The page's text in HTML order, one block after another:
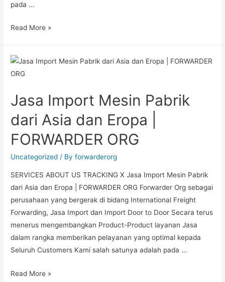
pada …
Read More »
Jasa Import Mesin Pabrik
dari Asia dan Eropa |
FORWARDER ORG
Uncategorized / Byforwarderorg
SERVICES ABOUT US TRACKING X Jasa Import Mesin Pabrik
dari Asia dan Eropa | FORWARDER ORG Forwarder Org sebagai
perusahaan yang bergerak di bidang International Freight
Forwarding, Jasa Import dan Import Door to Door Secara terus
menerus mengembangkan Product-Product layanan Jasa
dalam rangka memberikan pelayanan yang optimal kepada
Seluruh Customers Kami salah satunya adalah pada …
Read More »